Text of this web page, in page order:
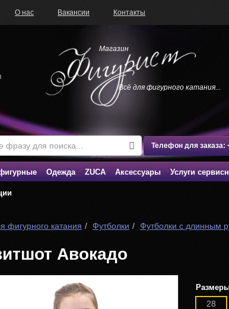
О нас Вакансии Контакты
Магазин
Всё для фигурного катания...
Телефон для заказа:
Одежда ZUCA Аксессуары Услуги
фигурного катания Футболки Футболки с длинным
Авокадо
28